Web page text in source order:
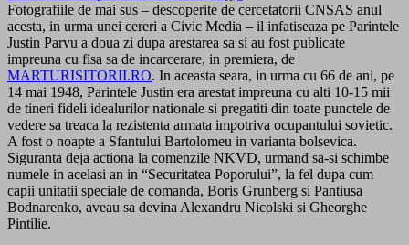
Fotografiile de mai sus – descoperite de cercetatorii CNSAS anul
acesta, in urma unei cereri a Civic Media – il infatiseaza pe Parintele
Justin Parvu a doua zi dupa arestarea sa si au fost publicate
impreuna cu fisa sa de incarcerare, in premiera, de
MARTURISITORII.RO. In aceasta seara, in urma cu 66 de ani, pe
14 mai 1948, Parintele Justin era arestat impreuna cu alti 10-15 mii
de tineri fideli idealurilor nationale si pregatiti din toate punctele de
vedere sa treaca la rezistenta armata impotriva ocupantului sovietic.
A fost o noapte a Sfantului Bartolomeu in varianta bolsevica.
Siguranta deja actiona la comenzile NKVD, urmand sa-si schimbe
numele in acelasi an in “Securitatea Poporului”, la fel dupa cum
capii unitatii speciale de comanda, Boris Grunberg si Pantiusa
Bodnarenko, aveau sa devina Alexandru Nicolski si Gheorghe
Pintilie.